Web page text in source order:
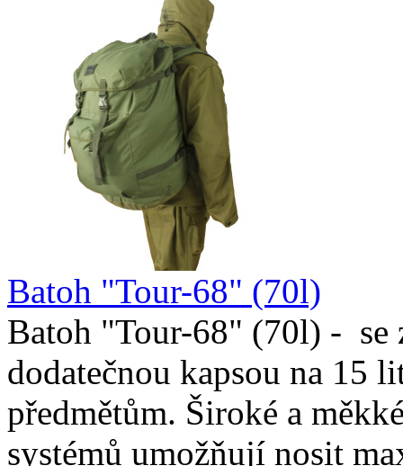
Batoh "Tour-68" (70l)
Batoh "Tour-68" (70l) - se
dodatečnou kapsou na 15
předmětům. Široké a
systémů umožňují nosit